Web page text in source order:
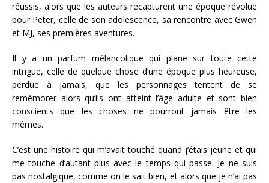
réussis, alors que les auteurs recapturent une époque révolue
pour Peter, celle de son adolescence, sa rencontre avec Gwen
et MJ, ses premières aventures.
Il y a un parfum mélancolique qui plane sur toute cette
intrigue, celle de quelque chose d’une époque plus heureuse,
perdue à jamais, que les personnages tentent de se
remémorer alors qu’ils ont atteint l’âge adulte et sont bien
conscients que les choses ne pourront jamais être les
mêmes.
C’est une histoire qui m’avait touché quand j’étais jeune et qui
me touche d’autant plus avec le temps qui passe. Je ne suis
pas nostalgique, comme on le sait bien, et alors que je n’ai pas